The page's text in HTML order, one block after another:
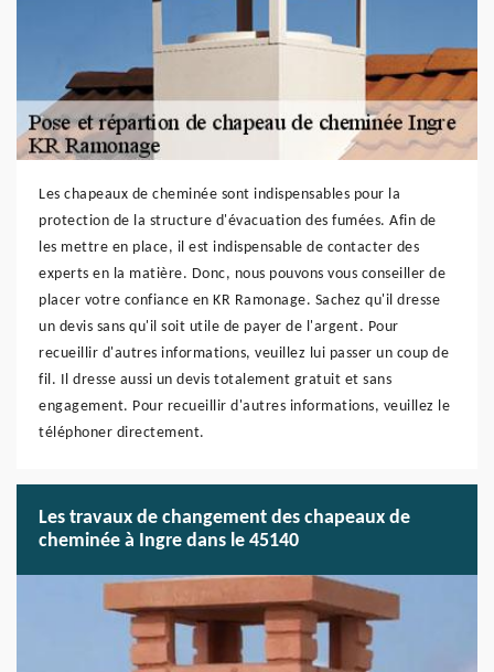
Les chapeaux de cheminée sont indispensables pour la
protection de la structure d'évacuation des fumées. Afin de
les mettre en place, il est indispensable de contacter des
experts en la matière. Donc, nous pouvons vous conseiller de
placer votre confiance en KR Ramonage. Sachez qu'il dresse
un devis sans qu'il soit utile de payer de l'argent. Pour
recueillir d'autres informations, veuillez lui passer un coup de
fil. Il dresse aussi un devis totalement gratuit et sans
engagement. Pour recueillir d'autres informations, veuillez le
téléphoner directement.
Les travaux de changement des chapeaux de
cheminée à Ingre dans le 45140